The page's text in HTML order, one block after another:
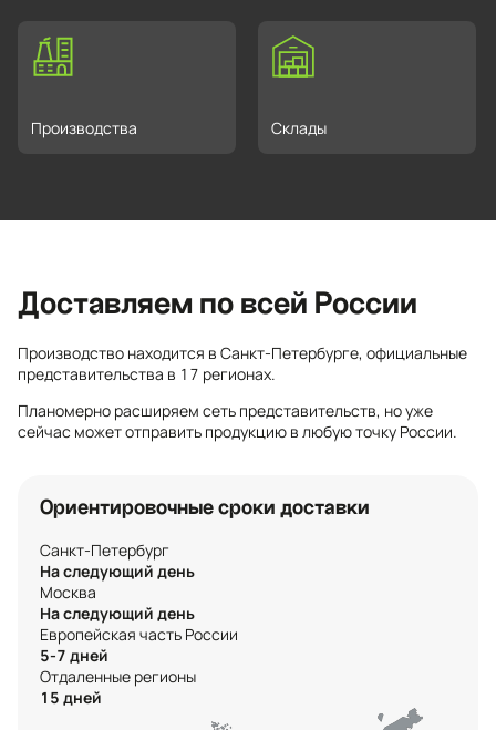
Производства Склады
Доставляем по всей России
Производство находится в Санкт-Петербурге, официальные
представительства в 17 регионах.
Планомерно расширяем сеть представительств, но уже
сейчас может отправить продукцию в любую точку России.
Ориентировочные сроки доставки
Санкт-Петербург
На следующий день
Москва
На следующий день
Европейская часть России
5-7 дней
Отдаленные регионы
15 дней